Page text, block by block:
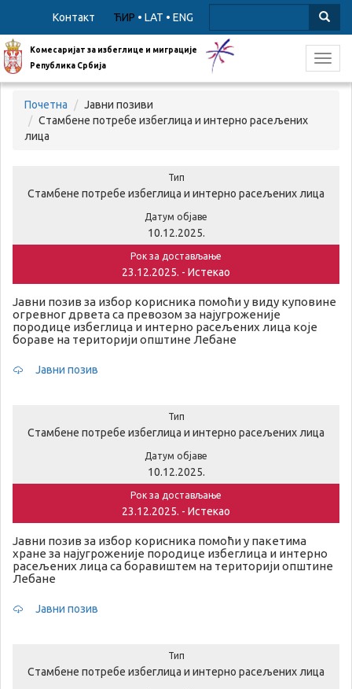
Контакт ЋИР • LAT • ENG
Комесаријат за избеглице и миграције
Република Србија
Почетна
Јавни позиви
Стамбене потребе избеглица и интерно расељених
лица
Тип
Стамбене потребе избеглица и интерно расељених лица
Датум објаве
10.12.2025.
Рок за достављање
23.12.2025. - Истекао
Јавни позив за избор корисника помоћи у виду куповине
огревног дрвета са превозом за најугроженије
породице избеглица и интерно расељених лица које
бораве на територији општине Лебане
Јавни позив
Тип
Стамбене потребе избеглица и интерно расељених лица
Датум објаве
10.12.2025.
Рок за достављање
23.12.2025. - Истекао
Јавни позив за избор корисника помоћи у пакетима
хране за најугроженије породице избеглица и интерно
расељених лица са боравиштем на територији општине
Лебане
Јавни позив
Тип
Стамбене потребе избеглица и интерно расељених лица